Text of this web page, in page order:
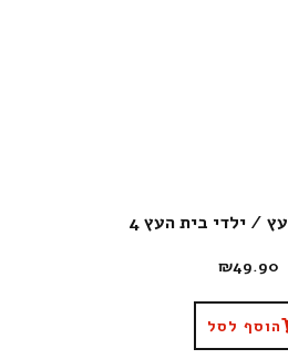
/ ילדי בית העץ 4
₪49.90
הוסף לסל